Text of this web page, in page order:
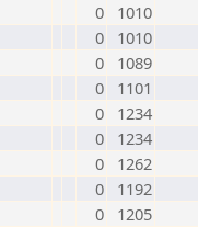
0
1010
0
1010
0
1089
0
1101
0
1234
0
1234
0
1262
0
1192
0
1205